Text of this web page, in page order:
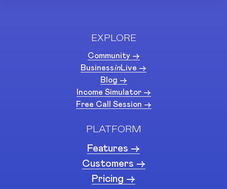
EXPLORE
Community ->
BusinessinLive ->
Blog ->
Income Simulator ->
Free Call Session ->
PLATFORM
Features ->
Customers ->
Pricing ->